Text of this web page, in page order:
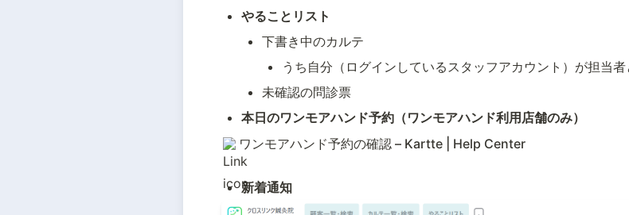
やることリスト
下書き中のカルテ
うち自分（ログインしているスタッフアカウント）が担当
未確認の問診票
本日のワンモアハンド予約（ワンモアハンド利用店舗のみ）
ワンモアハンド予約の確認 – Kartte | Help Center
新着通知